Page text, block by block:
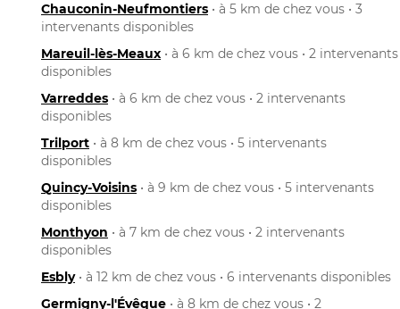
Chauconin-Neufmontiers • à 5 km de chez vous • 3
intervenants disponibles
Mareuil-lès-Meaux • à 6 km de chez vous • 2 intervenants
disponibles
Varreddes • à 6 km de chez vous • 2 intervenants
disponibles
Trilport • à 8 km de chez vous • 5 intervenants
disponibles
Quincy-Voisins • à 9 km de chez vous • 5 intervenants
disponibles
Monthyon • à 7 km de chez vous • 2 intervenants
disponibles
Esbly• à 12 km de chez vous • 6 intervenants disponibles
Germigny-l'Évêque • à 8 km de chez vous • 2